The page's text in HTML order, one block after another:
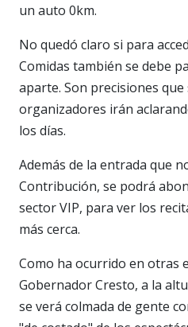
un auto 0km.
No quedó claro si para
Comidas también se debe
aparte. Son precisiones
organizadores irán
los días.
Además de la entrada que
Contribución, se podrá
sector VIP, para ver los
más cerca.
Como ha ocurrido en otras
Gobernador Cresto, a la
se verá colmada de gente